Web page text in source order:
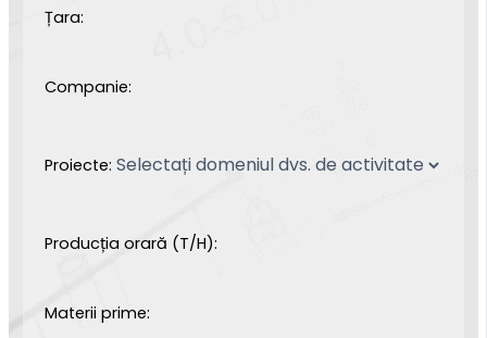
Țara:
Companie:
Proiecte:
Producția orară (T/H):
Materii prime: